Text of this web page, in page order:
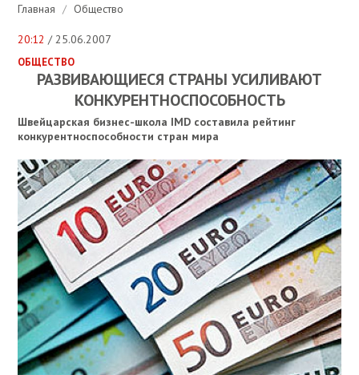
Главная / Общество
20:12 / 25.06.2007
ОБЩЕСТВО
РАЗВИВАЮЩИЕСЯ СТРАНЫ УСИЛИВАЮТ
КОНКУРЕНТНОСПОСОБНОСТЬ
Швейцарская бизнес-школа IMD составила рейтинг
конкурентноспособности стран мира